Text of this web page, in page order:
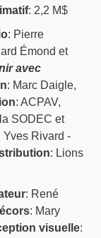
: 2,2 M$
: Pierre
Émond et
avec
: Marc Daigle,
: ACPAV,
SODEC et
Yves Rivard -
: Lions
: René
: Mary
visuelle: